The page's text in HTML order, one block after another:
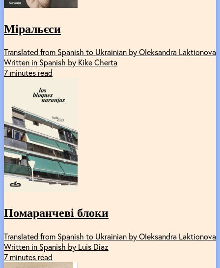
Міральєси
Translated from Spanish to Ukrainian by Oleksandra Laktionova
Written in Spanish by Kike Cherta
7 minutes read
Помаранчеві блоки
Translated from Spanish to Ukrainian by Oleksandra Laktionova
Written in Spanish by Luis Díaz
7 minutes read